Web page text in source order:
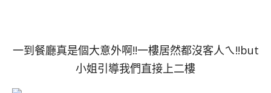
一到餐廳真是個大意外啊!!一樓居然都沒客人ㄟ!!but
小姐引導我們直接上二樓